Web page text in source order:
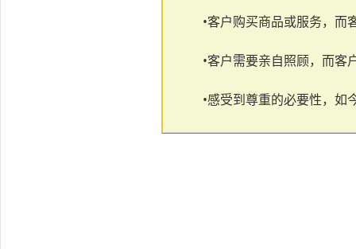
•客户购买商品或服务，而
•客户需要亲自照顾，而客
•感受到尊重的必要性，如